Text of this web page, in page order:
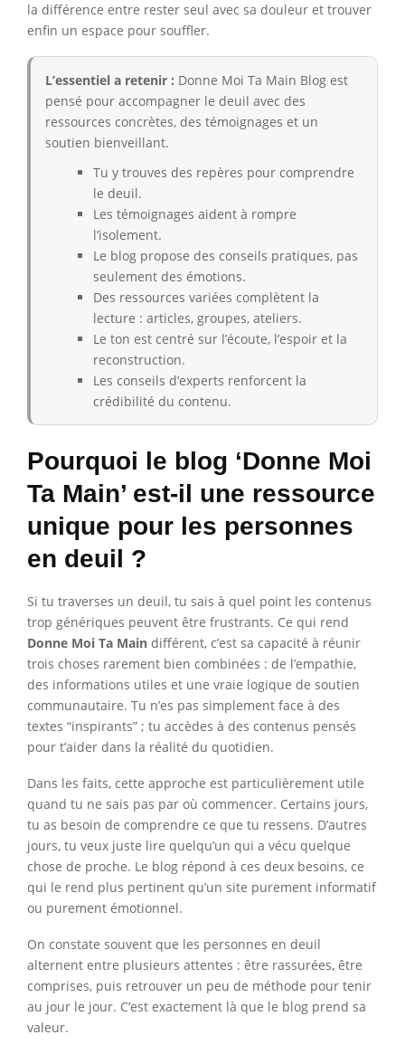
la différence entre rester seul avec sa douleur et trouver
enfin un espace pour souffler.
L’essentiel a retenir : Donne Moi Ta Main Blog est
pensé pour accompagner le deuil avec des
ressources concrètes, des témoignages et un
soutien bienveillant.
Tu y trouves des repères pour comprendre
le deuil.
Les témoignages aident à rompre
l’isolement.
Le blog propose des conseils pratiques, pas
seulement des émotions.
Des ressources variées complètent la
lecture : articles, groupes, ateliers.
Le ton est centré sur l’écoute, l’espoir et la
reconstruction.
Les conseils d’experts renforcent la
crédibilité du contenu.
Pourquoi le blog ‘Donne Moi
Ta Main’ est-il une ressource
unique pour les personnes
en deuil ?
Si tu traverses un deuil, tu sais à quel point les contenus
trop génériques peuvent être frustrants. Ce qui rend
Donne Moi Ta Main différent, c’est sa capacité à réunir
trois choses rarement bien combinées : de l’empathie,
des informations utiles et une vraie logique de soutien
communautaire. Tu n’es pas simplement face à des
textes “inspirants” ; tu accèdes à des contenus pensés
pour t’aider dans la réalité du quotidien.
Dans les faits, cette approche est particulièrement utile
quand tu ne sais pas par où commencer. Certains jours,
tu as besoin de comprendre ce que tu ressens. D’autres
jours, tu veux juste lire quelqu’un qui a vécu quelque
chose de proche. Le blog répond à ces deux besoins, ce
qui le rend plus pertinent qu’un site purement informatif
ou purement émotionnel.
On constate souvent que les personnes en deuil
alternent entre plusieurs attentes : être rassurées, être
comprises, puis retrouver un peu de méthode pour tenir
au jour le jour. C’est exactement là que le blog prend sa
valeur.